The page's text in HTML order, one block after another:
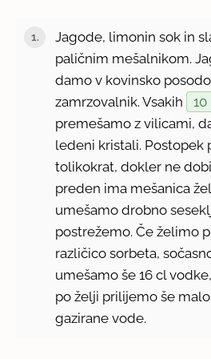
Jagode, limonin sok in
paličnim mešalnikom.
damo v kovinsko
zamrzovalnik. Vsakih
premešamo z vilicami,
ledeni kristali. Postopek
tolikokrat, dokler ne
preden ima mešanica
umešamo drobno
postrežemo. Če želimo
različico sorbeta,
umešamo še 16 cl
po želji prilijemo še
gazirane vode.